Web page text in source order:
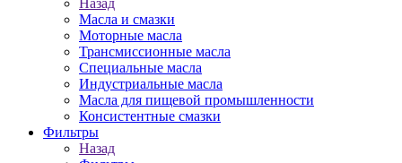
Масла и смазки
Моторные масла
Трансмиссионные масла
Специальные масла
Индустриальные масла
Масла для пищевой промышленности
Консистентные смазки
Фильтры
Назад